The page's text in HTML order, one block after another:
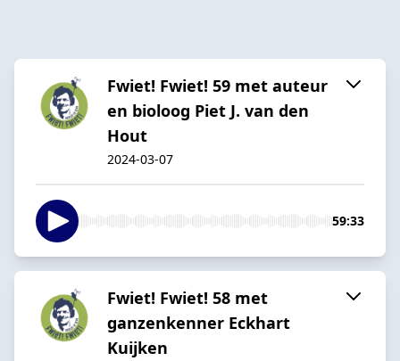
Fwiet! Fwiet! 59 met auteur
en bioloog Piet J. van den
Hout
2024-03-07
59:33
Fwiet! Fwiet! 58 met
ganzenkenner Eckhart
Kuijken